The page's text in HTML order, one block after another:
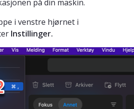
på din maskin.
i venstre hjørnet i
Instillinger.